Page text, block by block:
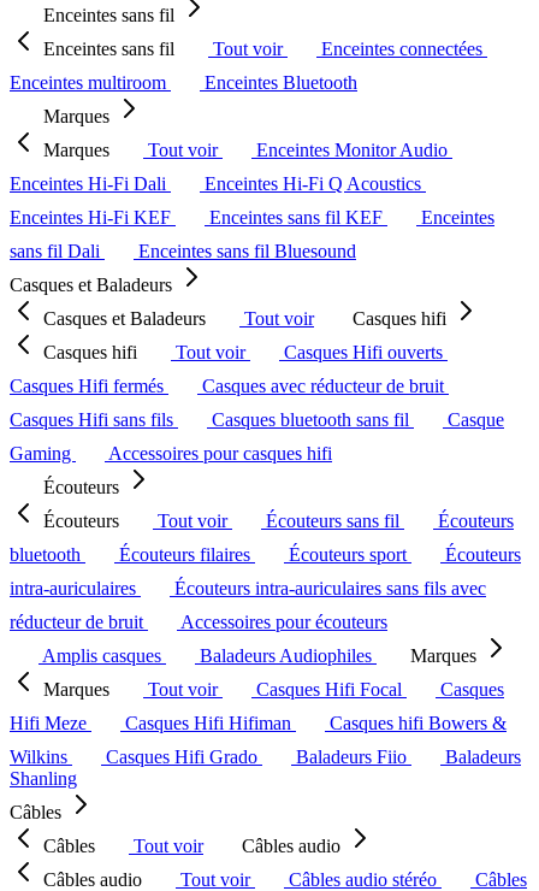
Enceintes sans fil
Enceintes sans fil
Tout voir
Enceintes connectées
Enceintes multiroom
Enceintes Bluetooth
Marques
Marques
Tout voir
Enceintes Monitor Audio
Enceintes Hi-Fi Dali
Enceintes Hi-Fi Q Acoustics
Enceintes Hi-Fi KEF
Enceintes sans fil KEF
Enceintes
sans fil Dali
Enceintes sans fil Bluesound
Casques et Baladeurs
Casques et Baladeurs
Tout voir
Casques hifi
Casques hifi
Tout voir
Casques Hifi ouverts
Casques Hifi fermés
Casques avec réducteur de bruit
Casques Hifi sans fils
Casques bluetooth sans fil
Casque
Gaming
Accessoires pour casques hifi
Écouteurs
Écouteurs
Tout voir Écouteurs sans fil
Écouteurs
bluetooth
Écouteurs filaires Écouteurs sport
Écouteurs
intra-auriculaires
Écouteurs intra-auriculaires sans fils avec
réducteur de bruit
Accessoires pour écouteurs
Amplis casques
Baladeurs Audiophiles
Marques
Marques
Tout voir Casques Hifi Focal
Casques
Hifi Meze
Casques Hifi Hifiman
Casques hifi Bowers &
Wilkins
Casques Hifi Grado Baladeurs Fiio
Baladeurs
Shanling
Câbles
Câbles
Tout voir
Câbles audio
Câbles audio
Tout voir Câbles audio stéréo
Câbles